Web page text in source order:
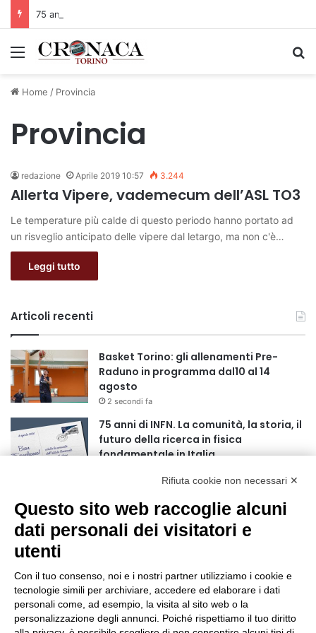
Menu
Home / Provincia
Provincia
redazione Aprile 2019 10:57 3.244
Allerta Vipere, vademecum dell’ASL TO3
Le temperature più calde di questo periodo hanno portato ad
un risveglio anticipato delle vipere dal letargo, ma non c'è…
Leggi tutto
Articoli recenti
Basket Torino: gli allenamenti Pre-
Raduno in programma dal10 al 14
agosto
2 secondi fa
75 anni di INFN. La comunità, la storia, il
futuro della ricerca in fisica
fondamentale in Italia
nel pieno della stagione turistica
4 ore fa
Madonna della Neve al Rifugio Ciao
Pais
15 ore fa
Pininfarina, Davide Loris Amantea è il
Rifiuta cookie non necessari ✕
Questo sito web raccoglie alcuni
dati personali dei visitatori e
utenti
Con il tuo consenso, noi e i nostri partner utilizziamo i cookie e
tecnologie simili per archiviare, accedere ed elaborare i dati
personali come, ad esempio, la visita al sito web o la
personalizzazione degli annunci. Poiché rispettiamo il tuo diritto